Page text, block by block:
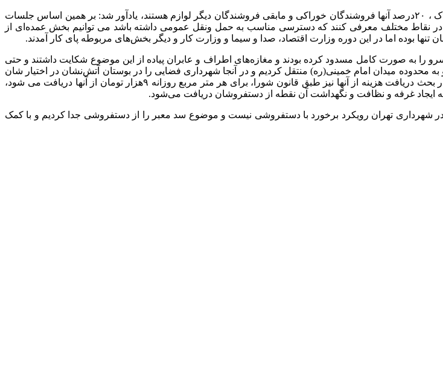
بیگی با بیان این مطلب که بر اساس مطالعات، ۵۰ تا ۶۰ درصد دستفروشان، فروشندگان پوشاک ، ۲۰درصد آنها فروشندگان خوراکی و مابقی فروشندگان دیگر لوازم هستند، یادآور شد: بر همین اساس جلسات
در نقاط مختلف معرفی کنند که دسترسی مناسب به حمل ونقل عمومی داشته باشد می توانیم بخش عمده‌ای از
بوده اما در این دوره وزارت اقتصاد، صدا و سیما و وزارت کار و دیگر بخش‌های مربوطه پای کار آمدند.
به صورت کامل مسدود کرده بودند و مغازه‌های اطراف و عابران پیاده از این موضوع شکایت داشتند و حتی
نهر را اشغال کرده بودند که ما آنها را به فاصله کمتر از ۱۵۰۰ متر جابجا و به محدوده میدان امام خمینی(ره) منتقل کردیم و در آنجا شهرداری فضایی را در بوستان آتش‌نشان در اختیار شان
قرارداده و این فضا غرفه بندی منظم به‌آنها داده شد و حتی تبلیغات هم برای انها انجام دادیم. در بحث دریافت هزینه از آنها نیز طبق قانون شورا، برای هر متر مربع روزانه ۹هزار تومان از آنها دریافت می شود،
ایجاد غرفه و نظافت و نگهداشت آن نقطه از دستفروشان دریافت می‌شود.
شهرداری تهران رویکرد برخورد با دستفروشی نیست و موضوع سد معبر را از دستفروشی جدا کردیم و با کمک